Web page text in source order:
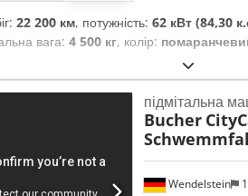
22 200 км, потужність: 62 кВт (84,30
вага: 4 500 кг, колір:
Wendelstein 1
підмітальна
Bucher